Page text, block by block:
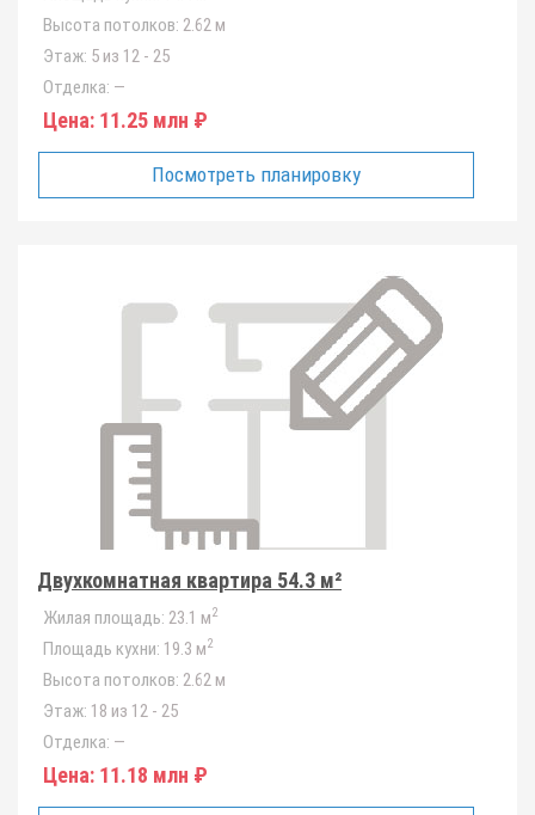
Высота потолков: 2.62 м
Этаж: 5 из 12 - 25
Отделка: —
Цена: 11.25 млн ₽
Посмотреть планировку
Двухкомнатная квартира 54.3 м²
Жилая площадь: 23.1 м2
Площадь кухни: 19.3 м2
Высота потолков: 2.62 м
Этаж: 18 из 12 - 25
Отделка: —
Цена: 11.18 млн ₽